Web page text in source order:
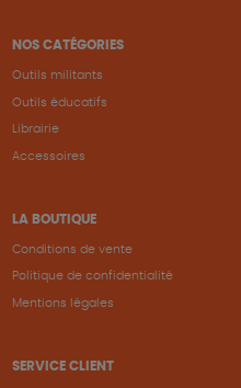
NOS CATÉGORIES
Outils militants
Outils éducatifs
Librairie
Accessoires
LA BOUTIQUE
Conditions de vente
Politique de confidentialité
Mentions légales
SERVICE CLIENT